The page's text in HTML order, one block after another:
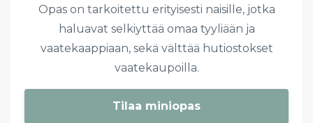
Opas on tarkoitettu erityisesti naisille, jotka
haluavat selkiyttää omaa tyyliään ja
vaatekaappiaan, sekä välttää hutiostokset
vaatekaupoilla.
Tilaa miniopas